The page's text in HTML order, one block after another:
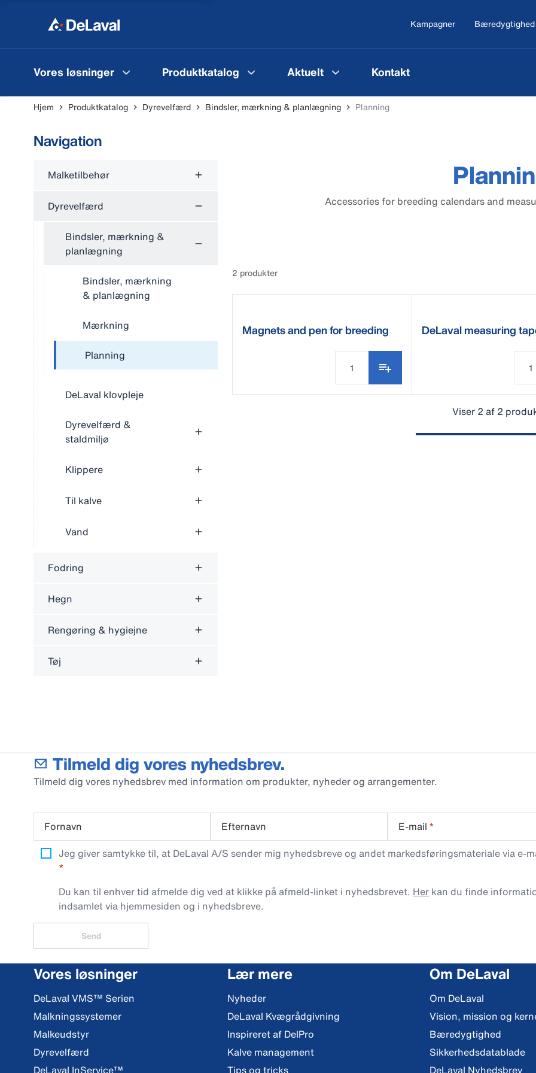
Kampagner Bæredygtighed
Vores løsninger Produktkatalog Aktuelt Kontakt
Hjem Produktkatalog Dyrevelfærd Bindsler, mærkning & planlægning Planning
Navigation
Malketilbehør
Dyrevelfærd
Bindsler, mærkning &
planlægning
Bindsler, mærkning
& planlægning
Mærkning
Planning
DeLaval klovpleje
Dyrevelfærd &
staldmiljø
Klippere
Til kalve
Vand
Fodring
Hegn
Rengøring & hygiejne
Tøj
Accessories for breeding calendars and
2 produkter
Magnets and pen for breeding
DeLaval measuring
Viser 2 af 2
Tilmeld dig vores nyhedsbrev.
Tilmeld dig vores nyhedsbrev med information om produkter, nyheder og arrangementer.
Fornavn Efternavn E-mail *
Jeg giver samtykke til, at DeLaval A/S sender mig nyhedsbreve og andet markedsføringsmateriale via
Du kan til enhver tid afmelde dig ved at klikke på afmeld-linket i nyhedsbrevet. Her kan du finde
indsamlet via hjemmesiden og i nyhedsbreve.
Send
Vores løsninger
DeLaval VMS™ Serien
Malkningssystemer
Malkeudstyr
Dyrevelfærd
DeLaval InService™
Lær mere
Nyheder
DeLaval Kvægrådgivning
Inspireret af DelPro
Kalve management
Tips og tricks
Om DeLaval
Om DeLaval
Vision, mission og
Bæredygtighed
Sikkerhedsdatablade
DeLaval Nyhedsbrev